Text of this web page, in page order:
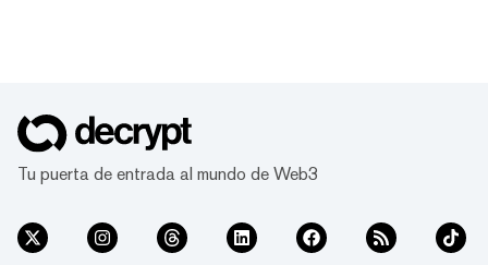
Tu puerta de entrada al mundo de Web3